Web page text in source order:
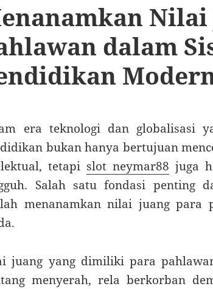
Nilai
dalam
era teknologi dan globalisasi
bukan hanya bertujuan
tetapi slot neymar88 juga
Salah satu fondasi penting
menanamkan nilai juang para
juang yang dimiliki para
menyerah, rela berkorban